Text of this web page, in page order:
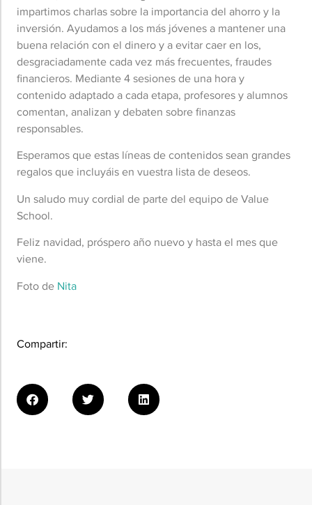
impartimos charlas sobre la importancia del ahorro y la
inversión. Ayudamos a los más jóvenes a mantener una
buena relación con el dinero y a evitar caer en los,
desgraciadamente cada vez más frecuentes, fraudes
financieros. Mediante 4 sesiones de una hora y
contenido adaptado a cada etapa, profesores y alumnos
comentan, analizan y debaten sobre finanzas
responsables.
Esperamos que estas líneas de contenidos sean grandes
regalos que incluyáis en vuestra lista de deseos.
Un saludo muy cordial de parte del equipo de Value
School.
Feliz navidad, próspero año nuevo y hasta el mes que
viene.
Foto de Nita
Compartir: